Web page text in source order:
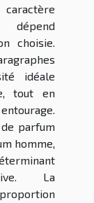
dépend
choisie.
idéale
tout en
parfum
homme,
La